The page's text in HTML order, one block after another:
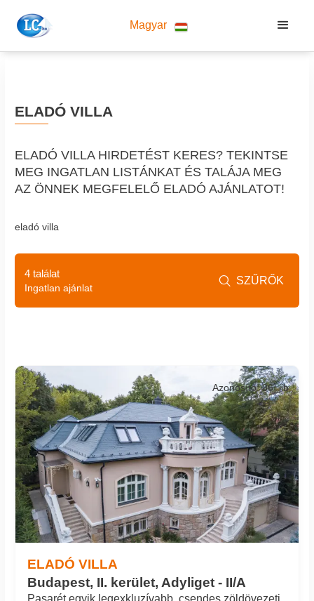
Magyar
ELADÓ VILLA
ELADÓ VILLA HIRDETÉST KERES? TEKINTSE
MEG INGATLAN LISTÁNKAT ÉS TALÁJA MEG
AZ ÖNNEK MEGFELELŐ ELADÓ AJÁNLATOT!
eladó villa
ELADÓ VILLA
Budapest, II. kerület, Adyliget - II/A
Azonosító: 86_jib
4 találat
Ingatlan ajánlat
 SZŰRŐK